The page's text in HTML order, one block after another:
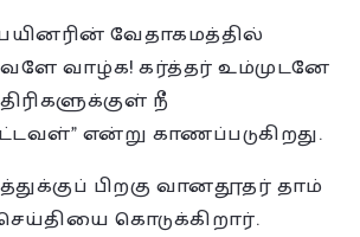
வேதாகமத்தில்
வாழ்க! கர்த்தர் உம்முடனே
நீ
என்று காணப்படுகிறது.
பிறகு வானதூதர் தாம்
கொடுக்கிறார்.